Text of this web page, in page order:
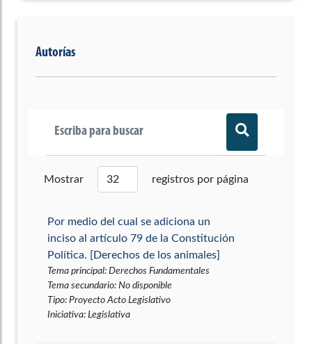
Autorías
Mostrar registros por página
Por medio del cual se adiciona un
inciso al artículo 79 de la Constitución
Política. [Derechos de los animales]
Tema principal: Derechos Fundamentales
Tema secundario: No disponible
Tipo: Proyecto Acto Legislativo
Iniciativa: Legislativa